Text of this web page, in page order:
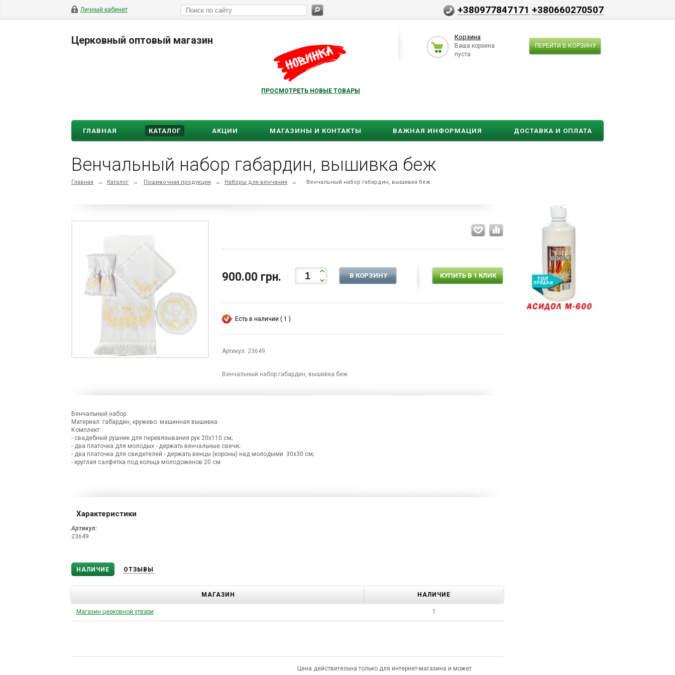
Личный кабинет +380977847171 +380660270507
Церковный оптовый магазин
ПРОСМОТРЕТЬ НОВЫЕ ТОВАРЫ
Корзина
Ваша корзина
пуста
ПЕРЕЙТИ В КОРЗИНУ
ГЛАВНАЯ КАТАЛОГ АКЦИИ МАГАЗИНЫ И КОНТАКТЫ ВАЖНАЯ ИНФОРМАЦИЯ ДОСТАВКА И ОПЛАТА
Венчальный набор габардин, вышивка беж
Главная → Каталог → Пошивочная продукция → Наборы для венчания → Венчальный набор габардин, вышивка беж
900.00 грн. В КОРЗИНУ КУПИТЬ В 1 КЛИК
Есть в наличии ( 1 )
Артикул: 23649
Венчальный набор габардин, вышивка беж
Венчальный набор
Материал: габардин, кружево. машинная вышивка
Комплект:
- свадебный рушник для перевязывания рук 20х110 см;
- два платочка для молодых - держать венчальные свечи;
- два платочка для свидетелей - держать венцы (короны) над молодыми 30х30 см;
- круглая салфетка под кольца молодоженов 20 см
Характеристики
Артикул:
23649
НАЛИЧИЕ ОТЗЫВЫ
МАГАЗИН НАЛИЧИЕ
Магазин церковной утвари 1
Цена действительна только для интернет-магазина и может